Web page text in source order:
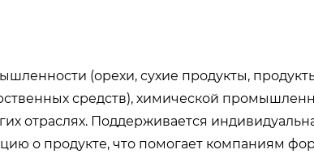
(орехи, сухие продукты,
средств), химической
отраслях. Поддерживается
о продукте, что помогает компаниям